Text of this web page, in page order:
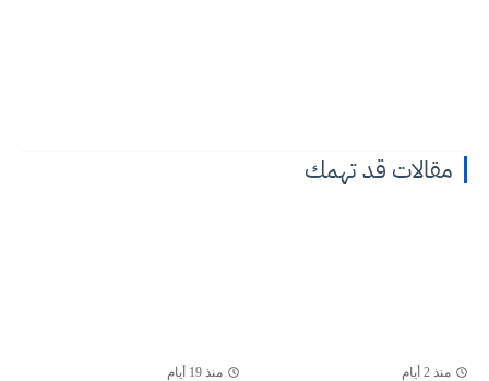
مقالات قد تهمك
منذ 2 أيام منذ 19 أيام